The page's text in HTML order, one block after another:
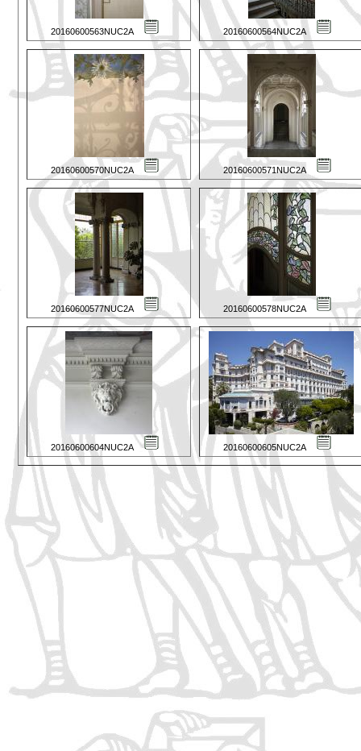
20160600563NUC2A 20160600564NUC2A
20160600570NUC2A 20160600571NUC2A
20160600577NUC2A 20160600578NUC2A
20160600604NUC2A 20160600605NUC2A